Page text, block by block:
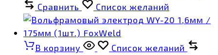
Сравнить
Список желаний
В корзину
Список желаний